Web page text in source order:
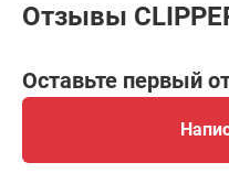
Отзывы
Оставьте первый